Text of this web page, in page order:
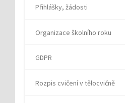
Přihlášky, žádosti
Organizace školního roku
GDPR
Rozpis cvičení v tělocvičně